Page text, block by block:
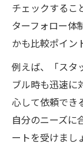
チェックするこ
ターフォロー体
かも比較ポイン
例えば、「スタ
ブル時も迅速に
心して依頼でき
自分のニーズに
ートを受けまし